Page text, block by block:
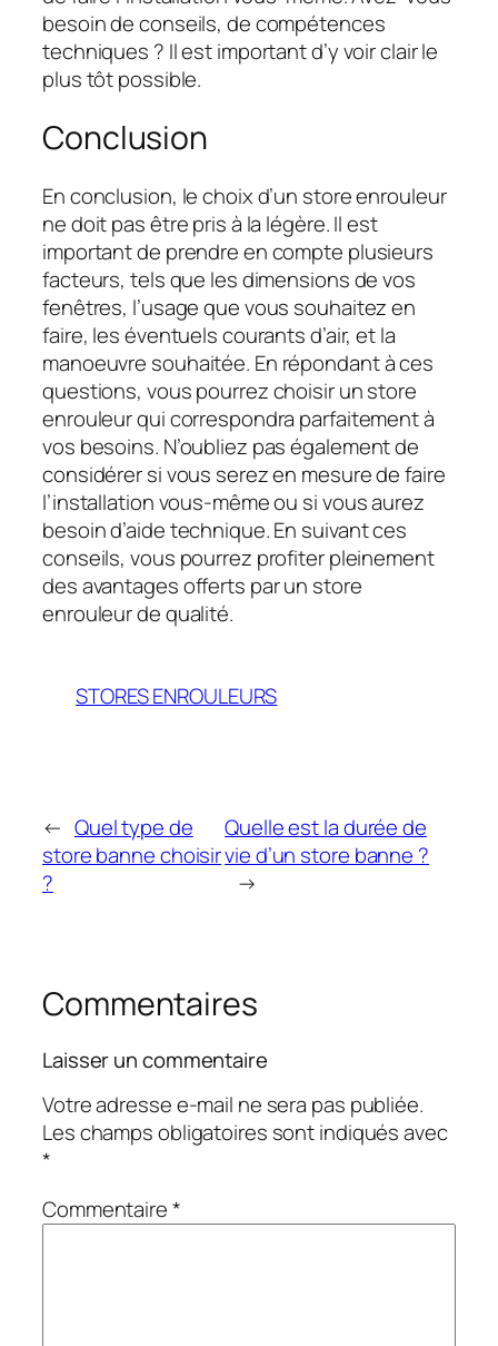
besoin de conseils, de compétences
techniques ? Il est important d’y voir clair le
plus tôt possible.
Conclusion
En conclusion, le choix d’un store enrouleur
ne doit pas être pris à la légère. Il est
important de prendre en compte plusieurs
facteurs, tels que les dimensions de vos
fenêtres, l’usage que vous souhaitez en
faire, les éventuels courants d’air, et la
manoeuvre souhaitée. En répondant à ces
questions, vous pourrez choisir un store
enrouleur qui correspondra parfaitement à
vos besoins. N’oubliez pas également de
considérer si vous serez en mesure de faire
l’installation vous-même ou si vous aurez
besoin d’aide technique. En suivant ces
conseils, vous pourrez profiter pleinement
des avantages offerts par un store
enrouleur de qualité.
STORES ENROULEURS
← Quel type de
store banne choisir
?
Quelle est la durée de
vie d’un store banne ?
→
Commentaires
Laisser un commentaire
Votre adresse e-mail ne sera pas publiée.
Les champs obligatoires sont indiqués avec
*
Commentaire*